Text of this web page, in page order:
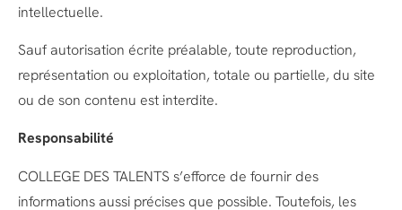
intellectuelle.
Sauf autorisation écrite préalable, toute reproduction,
représentation ou exploitation, totale ou partielle, du site
ou de son contenu est interdite.
Responsabilité
COLLEGE DES TALENTS s’efforce de fournir des
informations aussi précises que possible. Toutefois, les